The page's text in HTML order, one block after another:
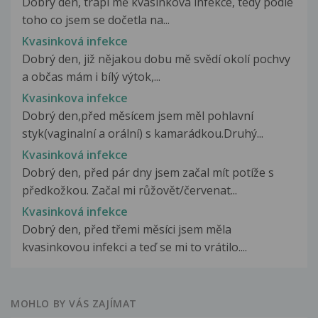
toho co jsem se dočetla na...
Kvasinková infekce
Dobrý den, již nějakou dobu mě svědí okolí pochvy
a občas mám i bílý výtok,...
Kvasinkova infekce
Dobrý den,před měsícem jsem měl pohlavní
styk(vaginalní a orální) s kamarádkou.Druhý...
Kvasinková infekce
Dobrý den, před pár dny jsem začal mít potíže s
předkožkou. Začal mi růžovět/červenat...
Kvasinková infekce
Dobrý den, před třemi měsíci jsem měla
kvasinkovou infekci a teď se mi to vrátilo....
MOHLO BY VÁS ZAJÍMAT